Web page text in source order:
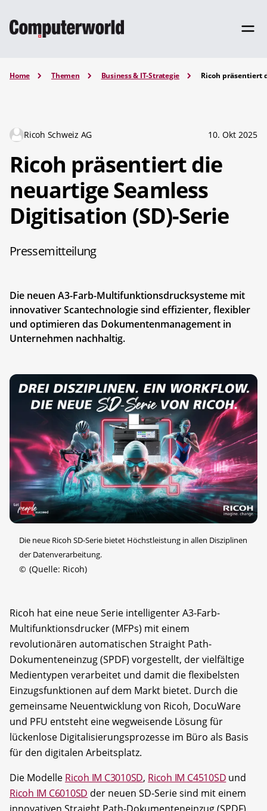
Home Themen Business & IT-Strategie Ricoh präsentiert
Ricoh Schweiz AG 10. Okt 2025
Ricoh präsentiert die
neuartige Seamless
Digitisation (SD)-Serie
Pressemitteilung
Die neuen A3-Farb-Multifunktionsdrucksysteme mit
innovativer Scantechnologie sind effizienter, flexibler
und optimieren das Dokumentenmanagement in
Unternehmen nachhaltig.
Die neue Ricoh SD-Serie bietet Höchstleistung in allen Disziplinen
der Datenverarbeitung.
© (Quelle: Ricoh)
Ricoh hat eine neue Serie intelligenter A3-Farb-
Multifunktionsdrucker (MFPs) mit einem
revolutionären automatischen Straight Path-
Dokumenteneinzug (SPDF) vorgestellt, der vielfältige
Medientypen verarbeitet und damit die flexibelsten
Einzugsfunktionen auf dem Markt bietet. Durch die
gemeinsame Neuentwicklung von Ricoh, DocuWare
und PFU entsteht eine wegweisende Lösung für
lückenlose Digitalisierungsprozesse im Büro als Basis
für den digitalen Arbeitsplatz.
Die Modelle Ricoh IM C3010SD, Ricoh IM C4510SD und
Ricoh IM C6010SD der neuen SD-Serie sind mit einem
innovativen Straight Path-Dokumenteneinzug (SPDF)